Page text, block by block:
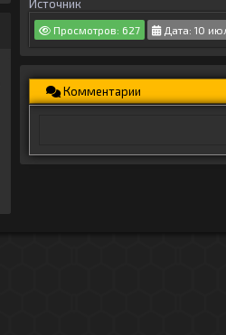
Источник
Просмотров: 627 Дата: 10
Комментарии